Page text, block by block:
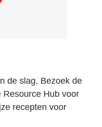
de slag. Bezoek de
Resource Hub voor
recepten voor